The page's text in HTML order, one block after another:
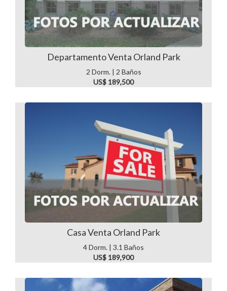
Departamento Venta Orland Park
2 Dorm. | 2 Baños
US$ 189,500
Casa Venta Orland Park
4 Dorm. | 3.1 Baños
US$ 189,900